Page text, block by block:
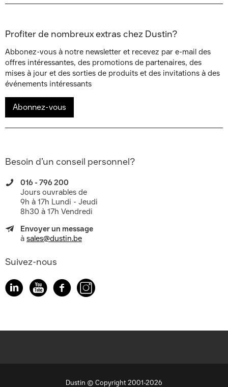
Profiter de nombreux extras chez Dustin?
Abbonez-vous à notre newsletter et recevez par e-mail des
offres intéressantes, des promotions de partenaires, des
mises à jour et des sorties de produits et des invitations à des
événements intéressants
Abonnez-vous
Besoin d’un conseil personnel?
016 - 796 200
Jours ouvrables de
9h à 17h Lundi - Jeudi
8h30 à 17h Vendredi
Envoyer un message
à sales@dustin.be
Suivez-nous
Dustin © Copyright 2001-2026